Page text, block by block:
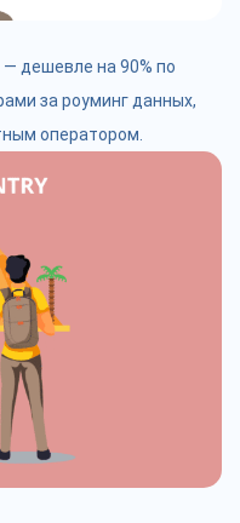
дешевле на 90% по
за роуминг данных,
оператором.